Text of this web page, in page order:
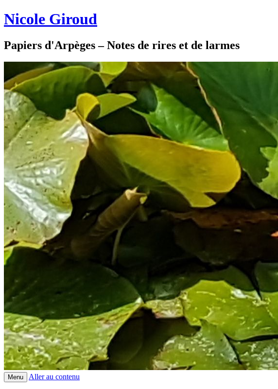
Nicole Giroud
Papiers d'Arpèges – Notes de rires et de larmes
Menu Aller au contenu